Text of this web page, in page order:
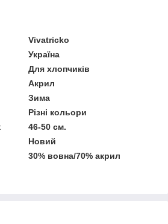
Vivatricko
Україна
Для хлопчиків
Акрил
Зима
Різні кольори
46-50 см.
Новий
30% вовна/70% акрил